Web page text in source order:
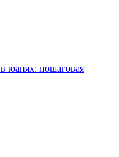
юанях: пошаговая